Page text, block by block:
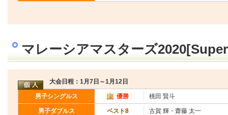
マレーシアマスターズ
大会日程：1月7日～1月12日
男子シングルス 優勝 桃田 賢斗
男子ダブルス ベスト8 古賀 輝・齋藤 太一